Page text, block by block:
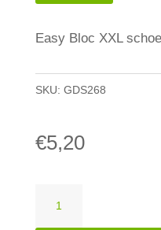
Easy Bloc XXL
SKU: GDS268
€5,20